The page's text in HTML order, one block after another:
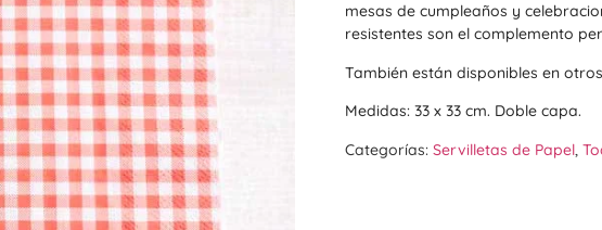
mesas de cumpleaños y
resistentes son el complemento
También están disponibles en
Medidas: 33 x 33 cm. Doble capa.
Categorías: Servilletas de Papel,